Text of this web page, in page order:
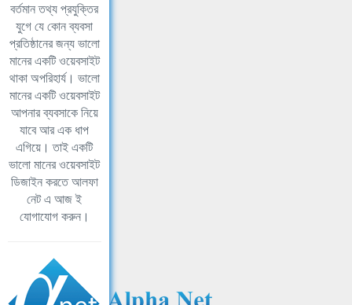
বর্তমান তথ্য প্রযুক্তির
যুগে যে কোন ব্যবসা
প্রতিষ্ঠানের জন্য ভালো
মানের একটি ওয়েবসাইট
থাকা অপরিহার্য। ভালো
মানের একটি ওয়েবসাইট
আপনার ব্যবসাকে নিয়ে
যাবে আর এক ধাপ
এগিয়ে। তাই একটি
ভালো মানের ওয়েবসাইট
ডিজাইন করতে আলফা
নেট এ আজ ই
যোগাযোগ করুন।